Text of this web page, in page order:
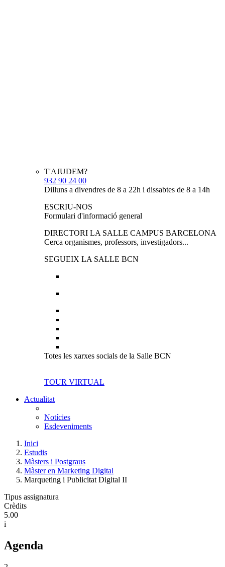
T'AJUDEM?
932 90 24 00
Dilluns a divendres de 8 a 22h i dissabtes de 8 a 14h
ESCRIU-NOS
Formulari d'informació general
DIRECTORI LA SALLE CAMPUS BARCELONA
Cerca organismes, professors, investigadors...
SEGUEIX LA SALLE BCN
Totes les xarxes socials de la Salle BCN
TOUR VIRTUAL
Actualitat
Notícies
Esdeveniments
Inici
Estudis
Màsters i Postgraus
Màster en Marketing Digital
Marqueting i Publicitat Digital II
Tipus assignatura
Crèdits
5.00
i
Agenda